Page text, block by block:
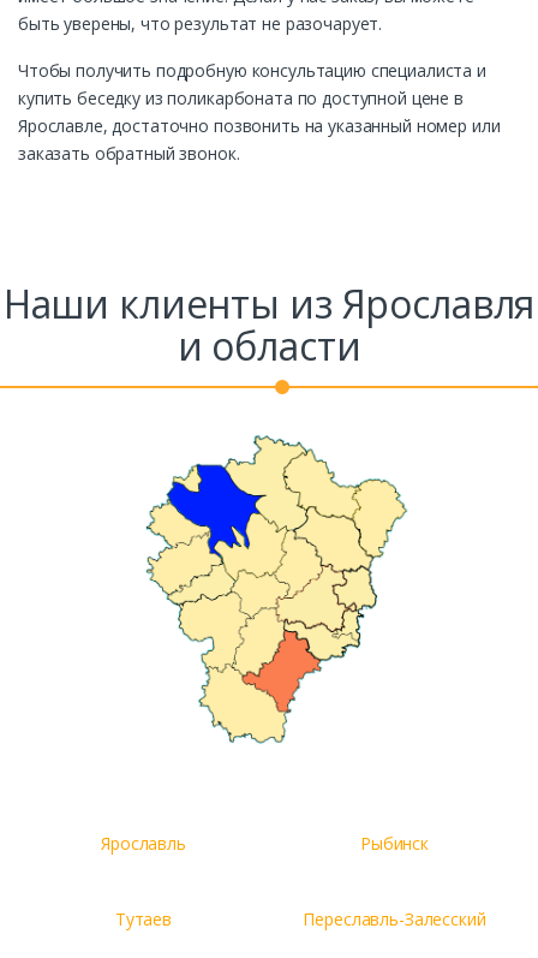
быть уверены, что результат не разочарует.
Чтобы получить подробную консультацию специалиста и
купить беседку из поликарбоната по доступной цене в
Ярославле, достаточно позвонить на указанный номер или
заказать обратный звонок.
Наши клиенты из Ярославля
и области
Ярославль Рыбинск
Тутаев Переславль-Залесский